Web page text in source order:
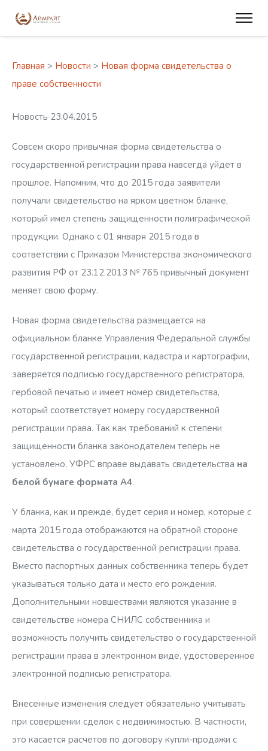
Главная > Новости > Новая форма свидетельства о
праве собственности
Новость 23.04.2015
Совсем скоро привычная форма свидетельства о
государственной регистрации права навсегда уйдет в
прошлое. Напомним, что до 2015 года заявители
получали свидетельство на ярком цветном бланке,
который имел степень защищенности полиграфической
продукции. Однако с 01 января 2015 года в
соответствии с Приказом Министерства экономического
развития РФ от 23.12.2013 № 765 привычный документ
меняет свою форму.
Новая форма свидетельства размещается на
официальном бланке Управления Федеральной службы
государственной регистрации, кадастра и картографии,
заверяется подписью государственного регистратора,
гербовой печатью и имеет номер свидетельства,
который соответствует номеру государственной
регистрации права. Так как требований к степени
защищенности бланка законодателем теперь не
установлено, УФРС вправе выдавать свидетельства на
белой бумаге формата А4.
У бланка, как и прежде, будет серия и номер, которые с
марта 2015 года отображаются на обратной стороне
свидетельства о государственной регистрации права.
Вместо паспортных данных собственника теперь будет
указываться только дата и место его рождения.
Дополнительными новшествами являются указание в
свидетельстве номера СНИЛС собственника и
возможность получить свидетельство о государственной
регистрации права в электронном виде, удостоверенное
электронной подписью регистратора.
Внесенные изменения следует обязательно учитывать
при совершении сделок с недвижимостью. В частности,
это касается расчетов по договору купли-продажи с